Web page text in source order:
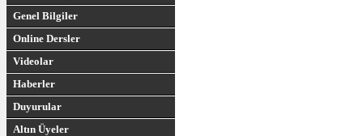
Genel Bilgiler
Online Dersler
Videolar
Haberler
Duyurular
Altın Üyeler